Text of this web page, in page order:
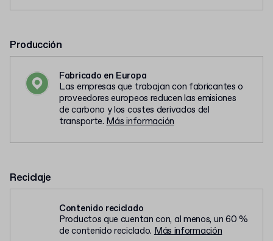
Producción
Fabricado en Europa
Las empresas que trabajan con fabricantes o
proveedores europeos reducen las emisiones
de carbono y los costes derivados del
transporte.Más información
Reciclaje
Contenido reciclado
Productos que cuentan con, al menos, un 60 %
de contenido reciclado.Más información